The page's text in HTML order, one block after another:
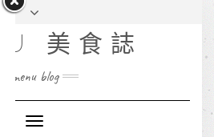
美食誌
menu blog
Toggle